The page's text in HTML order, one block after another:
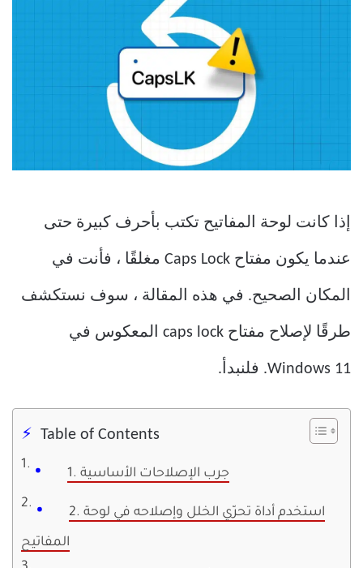
إذا كانت لوحة المفاتيح تكتب بأحرف كبيرة حتى
عندما يكون مفتاح Caps Lock مغلقًا ، فأنت في
المكان الصحيح. في هذه المقالة ، سوف نستكشف
طرقًا لإصلاح مفتاح caps lock المعكوس في
Windows 11. فلنبدأ.
Table of Contents
1. جرب الإصلاحات الأساسية
2. استخدم أداة تحرّي الخلل وإصلاحه في لوحة
المفاتيح